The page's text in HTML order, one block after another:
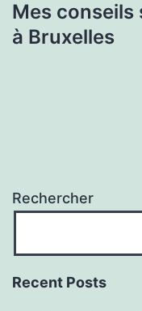
Mes
à Bruxelles
Rechercher
Recent Posts